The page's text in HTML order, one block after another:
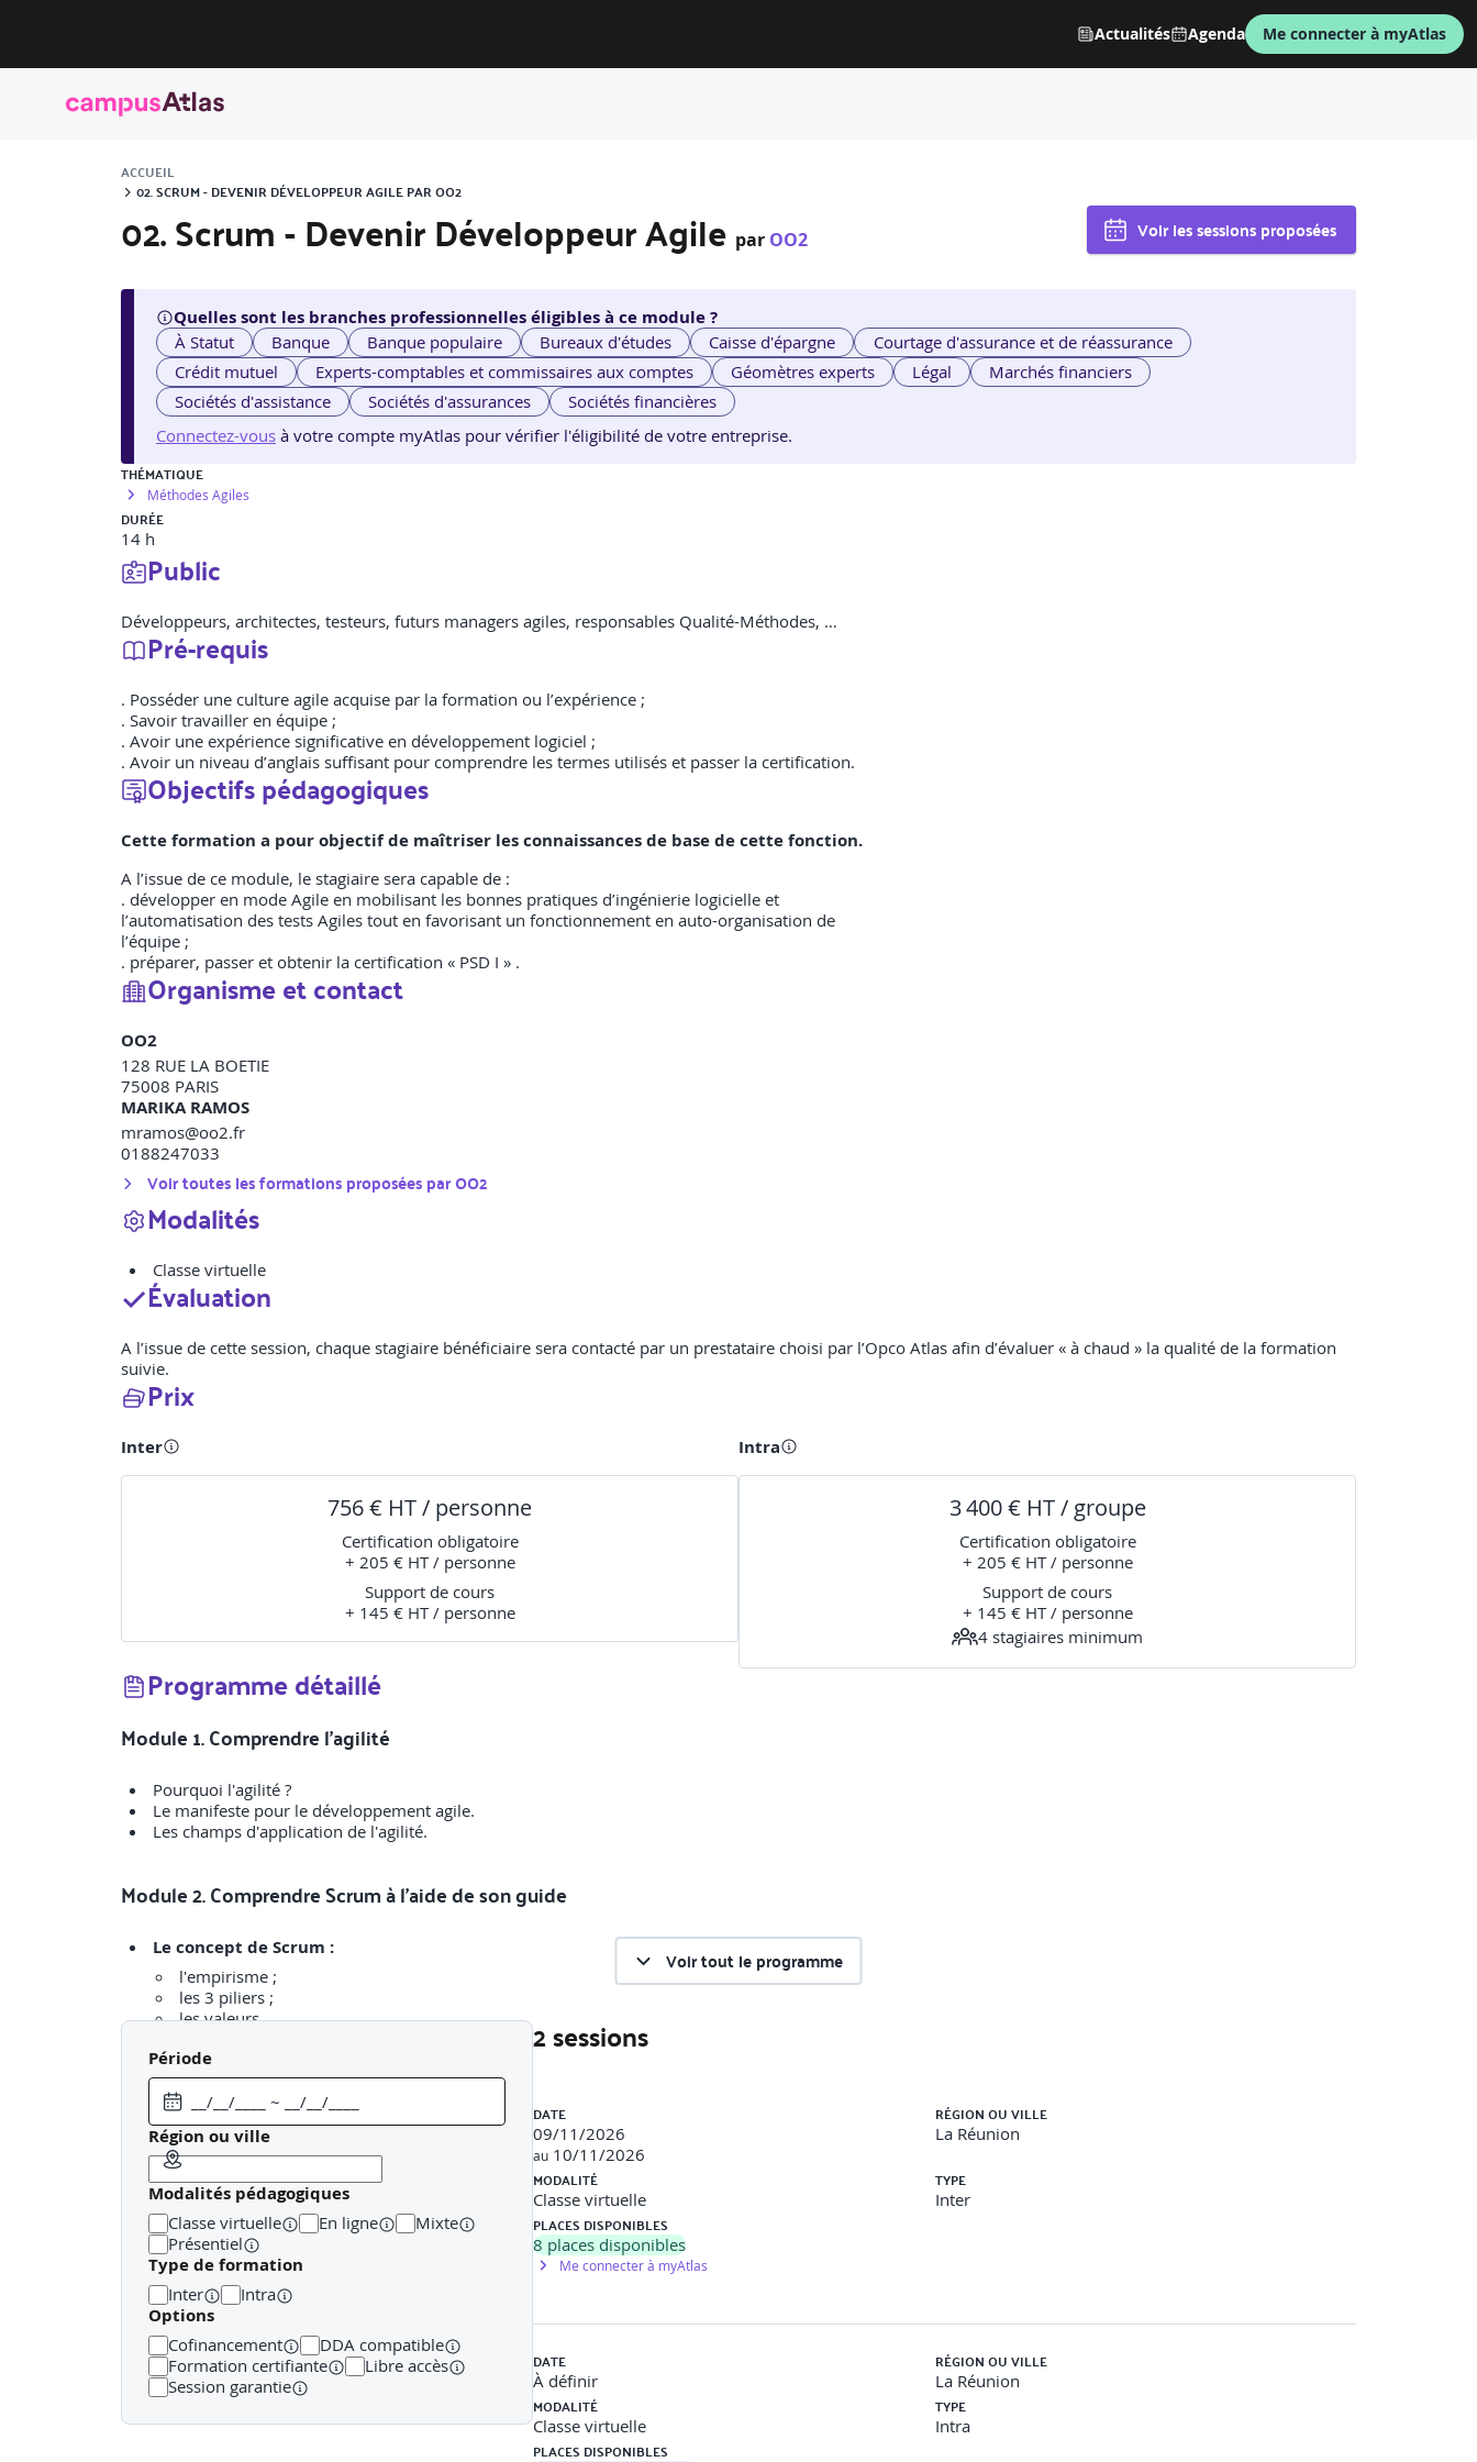
Actualités Agenda Me connecter à myAtlas
ACCUEIL
02. SCRUM - DEVENIR DÉVELOPPEUR AGILE PAR OO2
02. Scrum - Devenir Développeur Agile par OO2 Voir les sessions proposées
Quelles sont les branches professionnelles éligibles à ce module ?
À Statut Banque Banque populaire Bureaux d'études Caisse d'épargne
Courtage d'assurance et de réassurance
Crédit mutuel
Experts-comptables et commissaires aux comptes Géomètres experts Légal
Marchés financiers
Sociétés d'assistance
Sociétés d'assurances
Sociétés financières
Connectez-vous à votre compte myAtlas pour vérifier l'éligibilité de votre entreprise.
THÉMATIQUE
Méthodes Agiles
DURÉE
14 h
Public
Développeurs, architectes, testeurs, futurs managers agiles, responsables Qualité-Méthodes, …
Pré-requis
. Posséder une culture agile acquise par la formation ou l’expérience ;
. Savoir travailler en équipe ;
. Avoir une expérience significative en développement logiciel ;
. Avoir un niveau d’anglais suffisant pour comprendre les termes utilisés et passer la certification.
Objectifs pédagogiques
Cette formation a pour objectif de maîtriser les connaissances de base de cette fonction.
A l’issue de ce module, le stagiaire sera capable de :
. développer en mode Agile en mobilisant les bonnes pratiques d’ingénierie logicielle et
l’automatisation des tests Agiles tout en favorisant un fonctionnement en auto-organisation de
l’équipe ;
. préparer, passer et obtenir la certification « PSD I » .
Organisme et contact
OO2
128 RUE LA BOETIE
75008 PARIS
MARIKA RAMOS
mramos@oo2.fr
0188247033
Voir toutes les formations proposées parOO2
Modalités
Classe virtuelle
Évaluation
A l’issue de cette session, chaque stagiaire bénéficiaire sera contacté par un prestataire choisi par l’Opco Atlas afin d’évaluer « à chaud » la qualité de la formation
suivie.
Prix
Inter
756 € HT / personne
Certification obligatoire
+ 205 € HT / personne
Support de cours
+ 145 € HT / personne
Intra
3 400 € HT / groupe
Certification obligatoire
+ 205 € HT / personne
Support de cours
+ 145 € HT / personne
4 stagiaires minimum
Programme détaillé
Module 1. Comprendre l'agilité
Pourquoi l'agilité ?
Le manifeste pour le développement agile.
Les champs d'application de l'agilité.
Module 2. Comprendre Scrum à l'aide de son guide
Le concept de Scrum :
l'empirisme ;
les 3 piliers ;
les valeurs.
Les 3 artefacts :
le product backlog ;
le sprint backlog ;
l'incrément (DOD).
Les 5 événements :
le sprint ;
le sprint planning ;
le daily scrum ;
le sprint review ;
le sprint retrospective
Les 4 rôles :
le product owner ;
Voir tout le programme
Période
Région ou ville
Modalités pédagogiques
Classe virtuelle En ligne
Mixte
Présentiel
Type de formation
Inter Intra
Options
Cofinancement
DDA compatible
Formation certifiante
Libre accès
Session garantie
2 sessions
DATE
09/11/2026
au 10/11/2026
RÉGION OU VILLE
La Réunion
MODALITÉ
Classe virtuelle
TYPE
Inter
PLACES DISPONIBLES
8 places disponibles
Me connecter à myAtlas
DATE
À définir
RÉGION OU VILLE
La Réunion
MODALITÉ
Classe virtuelle
TYPE
Intra
PLACES DISPONIBLES